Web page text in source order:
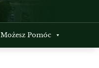
Możesz Pomóc